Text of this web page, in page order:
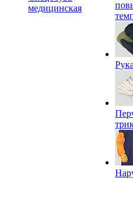
медицинская